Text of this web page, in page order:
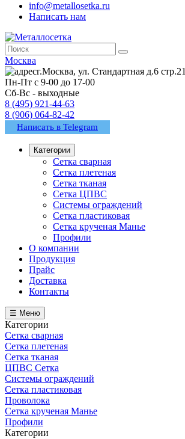
info@metallosetka.ru
Написать нам
Москва
г.Москва, ул. Стандартная д.6 стр.21
Пн-Пт с 9-00 до 17-00
Сб-Вс - выходные
8 (495) 921-44-63
8 (906) 064-82-42
Написать в Telegram
Категории
Сетка сварная
Сетка плетеная
Сетка тканая
Сетка ЦПВС
Системы ограждений
Сетка пластиковая
Сетка крученая Манье
Профили
О компании
Продукция
Прайс
Доставка
Контакты
☰ Меню
Категории
Сетка сварная
Сетка плетеная
Сетка тканая
ЦПВС Сетка
Системы ограждений
Сетка пластиковая
Проволока
Сетка крученая Манье
Профили
Категории